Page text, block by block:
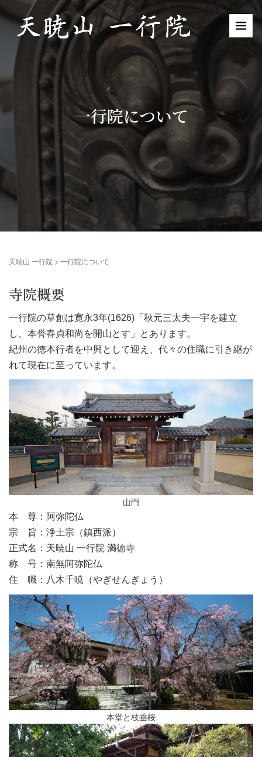
一行院について
天暁山 一行院 > 一行院について
寺院概要
一行院の草創は寛永3年(1626)「秋元三太夫一宇を建立
し、本誉春貞和尚を開山とす」とあります。
紀州の徳本行者を中興として迎え、代々の住職に引き継が
れて現在に至っています。
山門
本 尊：阿弥陀仏
宗 旨：浄土宗（鎮西派）
正式名：天暁山 一行院 満徳寺
称 号：南無阿弥陀仏
住 職：八木千暁（やぎせんぎょう）
本堂と枝垂桜